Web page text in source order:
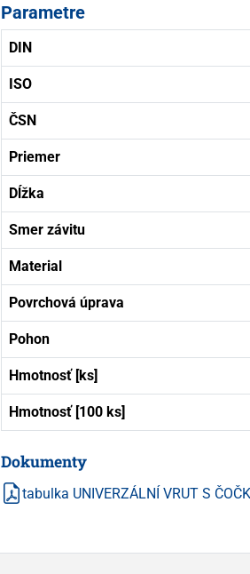
Parametre
DIN
ISO
ČSN
Priemer
Dĺžka
Smer závitu
Material
Povrchová úprava
Pohon
Hmotnosť [ks]
Hmotnosť [100 ks]
Dokumenty
tabulka UNIVERZÁLNÍ VRUT S